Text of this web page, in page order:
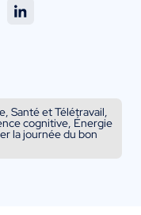
Santé et Télétravail,
cognitive, Énergie
la journée du bon